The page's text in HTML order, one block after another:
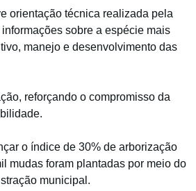
orientação técnica realizada pela
sobre a espécie mais
manejo e desenvolvimento das
reforçando o compromisso da
o índice de 30% de arborização
mudas foram plantadas por meio do
municipal.